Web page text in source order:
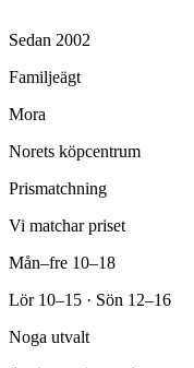
Sedan 2002
Familjeägt
Mora
Norets köpcentrum
Prismatchning
Vi matchar priset
Mån–fre 10–18
Lör 10–15 · Sön 12–16
Noga utvalt